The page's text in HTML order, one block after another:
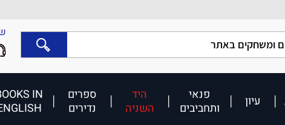
עיון
פנאי
ותחביבים
היד
השניה
ספרים
נדירים
IN